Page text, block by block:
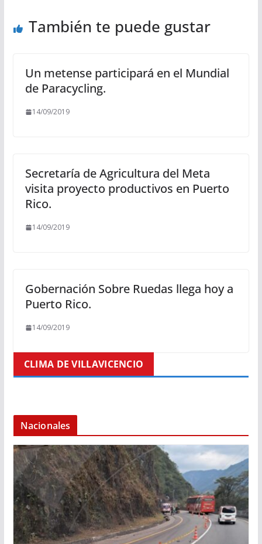
También te puede gustar
Un metense participará en el Mundial
de Paracycling.
14/09/2019
Secretaría de Agricultura del Meta
visita proyecto productivos en Puerto
Rico.
14/09/2019
Gobernación Sobre Ruedas llega hoy a
Puerto Rico.
14/09/2019
CLIMA DE VILLAVICENCIO
Nacionales